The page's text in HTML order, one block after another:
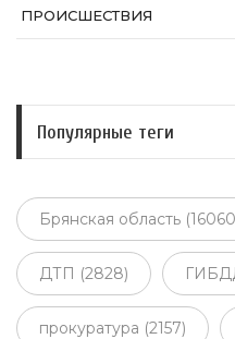
ПРОИСШЕСТВИЯ
Популярные теги
Брянская область
ДТП (2828)
прокуратура (2157)